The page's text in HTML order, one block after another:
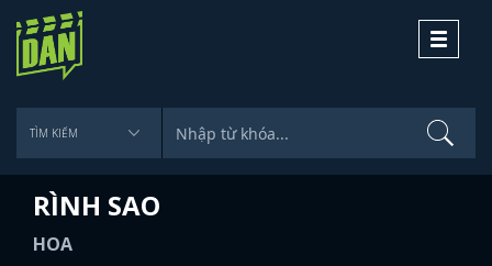
Toggle
RÌNH SAO
HOA